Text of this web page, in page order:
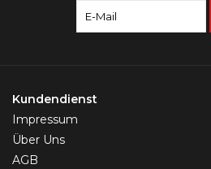
Kundendienst
Impressum
Über Uns
AGB